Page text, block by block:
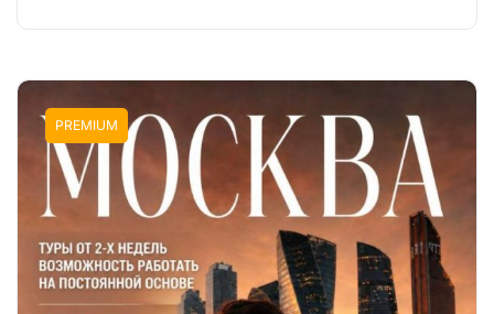
PREMIUM